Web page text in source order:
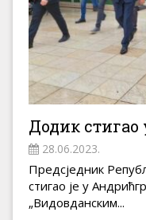
Додик
28.06.2023.
Предсједник
стигао је у
„Видовданским...